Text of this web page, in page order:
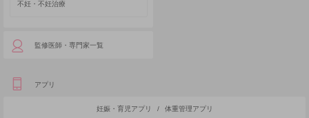
不妊・不妊治療
監修医師・専門家一覧
アプリ
妊娠・育児アプリ / 体重管理アプリ